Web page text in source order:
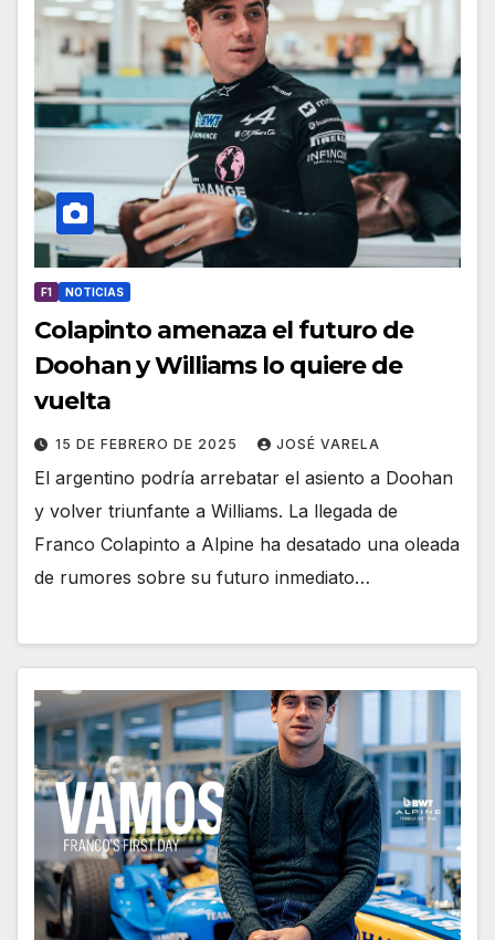
F1 NOTICIAS
Colapinto amenaza el futuro de
Doohan y Williams lo quiere de
vuelta
15 DE FEBRERO DE 2025 JOSÉ VARELA
El argentino podría arrebatar el asiento a Doohan
y volver triunfante a Williams. La llegada de
Franco Colapinto a Alpine ha desatado una oleada
de rumores sobre su futuro inmediato…